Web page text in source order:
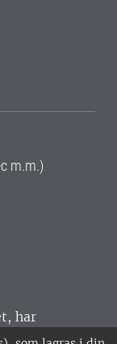
m.m.)
har
är